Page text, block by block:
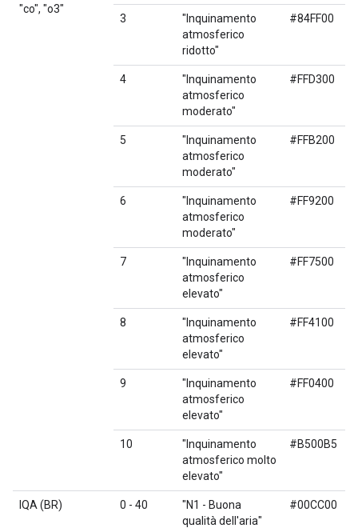
"co", "o3"
3
"Inquinamento
atmosferico
ridotto"
#84FF00
4
"Inquinamento
atmosferico
moderato"
#FFD300
5
"Inquinamento
atmosferico
moderato"
#FFB200
6
"Inquinamento
atmosferico
moderato"
#FF9200
7
"Inquinamento
atmosferico
elevato"
#FF7500
8
"Inquinamento
atmosferico
elevato"
#FF4100
9
"Inquinamento
atmosferico
elevato"
#FF0400
10
"Inquinamento
atmosferico molto
elevato"
#B500B5
IQA (BR) 0 - 40
"N1 - Buona
qualità dell'aria"
#00CC00